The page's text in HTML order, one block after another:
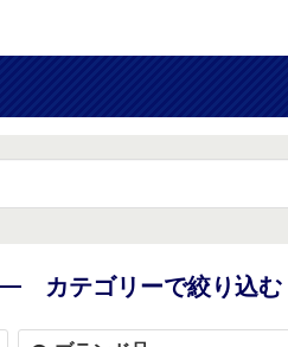
カテゴリーで絞り込む